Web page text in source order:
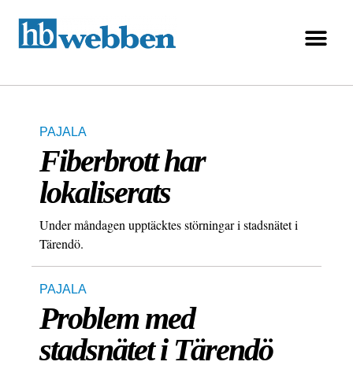
PAJALA
Fiberbrott har
lokaliserats
Under måndagen upptäcktes störningar i stadsnätet i
Tärendö.
PAJALA
Problem med
stadsnätet i Tärendö